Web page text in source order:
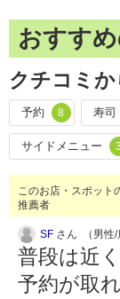
おすす
クチコミ
予約 8 寿司
サイドメニュー 3
このお店・スポット
推薦者
SF さん （男性/
普段は近
予約が取